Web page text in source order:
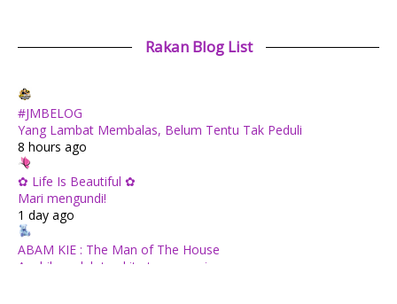
Rakan Blog List
#JMBELOG
Yang Lambat Membalas, Belum Tentu Tak Peduli
8 hours ago
✿ Life Is Beautiful ✿
Mari mengundi!
1 day ago
ABAM KIE : The Man of The House
Apabila sudah tua kita tenang saja...